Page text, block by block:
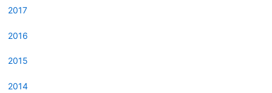
2017
2016
2015
2014